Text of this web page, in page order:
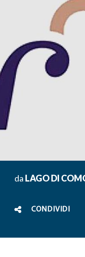
da LAGO DI
CONDIVIDI